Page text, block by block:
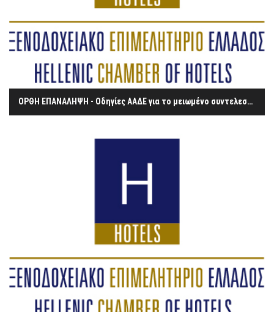
ΟΡΘΗ ΕΠΑΝΑΛΗΨΗ - Οδηγίες ΑΑΔΕ για το μειωμένο συντελεστή του ΦΠΑ στην εστίαση